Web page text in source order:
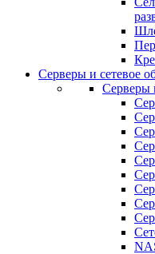
Серверы и сетевое
Серверы